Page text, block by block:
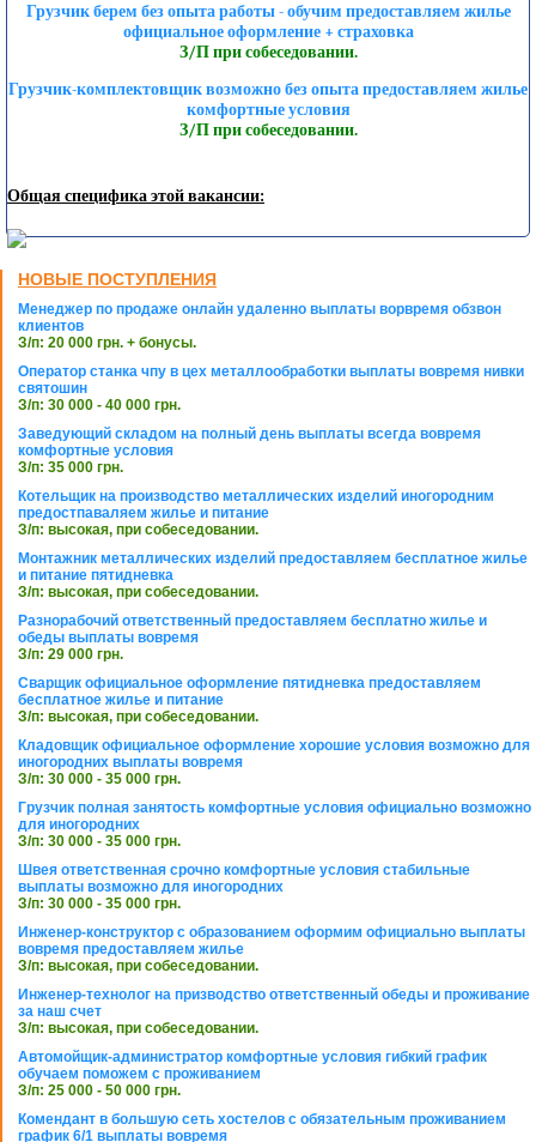
Грузчик берем без опыта работы - обучим предоставляем жилье
официальное оформление + страховка
З/П при собеседовании.
Грузчик-комплектовщик возможно без опыта предоставляем жилье
комфортные условия
З/П при собеседовании.
Общая специфика этой вакансии:
НОВЫЕ ПОСТУПЛЕНИЯ
Менеджер по продаже онлайн удаленно выплаты ворвремя обзвон
клиентов
З/п: 20 000 грн. + бонусы.
Оператор станка чпу в цех металлообработки выплаты вовремя нивки
святошин
З/п: 30 000 - 40 000 грн.
Заведующий складом на полный день выплаты всегда вовремя
комфортные условия
З/п: 35 000 грн.
Котельщик на производство металлических изделий иногородним
предостпаваляем жилье и питание
З/п: высокая, при собеседовании.
Монтажник металлических изделий предоставляем бесплатное жилье
и питание пятидневка
З/п: высокая, при собеседовании.
Разнорабочий ответственный предоставляем бесплатно жилье и
обеды выплаты вовремя
З/п: 29 000 грн.
Сварщик официальное оформление пятидневка предоставляем
бесплатное жилье и питание
З/п: высокая, при собеседовании.
Кладовщик официальное оформление хорошие условия возможно для
иногородних выплаты вовремя
З/п: 30 000 - 35 000 грн.
Грузчик полная занятость комфортные условия официально возможно
для иногородних
З/п: 30 000 - 35 000 грн.
Швея ответственная срочно комфортные условия стабильные
выплаты возможно для иногородних
З/п: 30 000 - 35 000 грн.
Инженер-конструктор с образованием оформим официально выплаты
вовремя предоставляем жилье
З/п: высокая, при собеседовании.
Инженер-технолог на призводство ответственный обеды и проживание
за наш счет
З/п: высокая, при собеседовании.
Автомойщик-администратор комфортные условия гибкий график
обучаем поможем с проживанием
З/п: 25 000 - 50 000 грн.
Комендант в большую сеть хостелов с обязательным проживанием
график 6/1 выплаты вовремя